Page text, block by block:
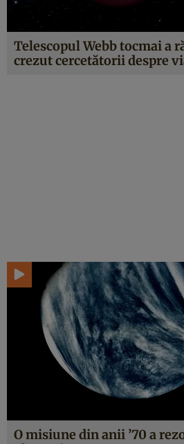
Telescopul Webb tocmai a
crezut cercetătorii despre
O misiune din anii ’70 a